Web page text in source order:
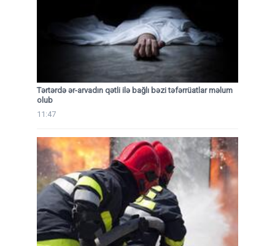
Tərtərdə ər-arvadın qətli ilə bağlı bəzi təfərrüatlar məlum
olub
11:47